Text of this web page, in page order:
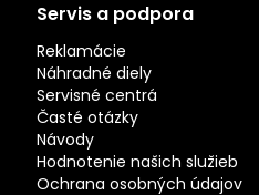
Servis a podpora
Reklamácie
Náhradné diely
Servisné centrá
Časté otázky
Návody
Hodnotenie našich služieb
Ochrana osobných údajov